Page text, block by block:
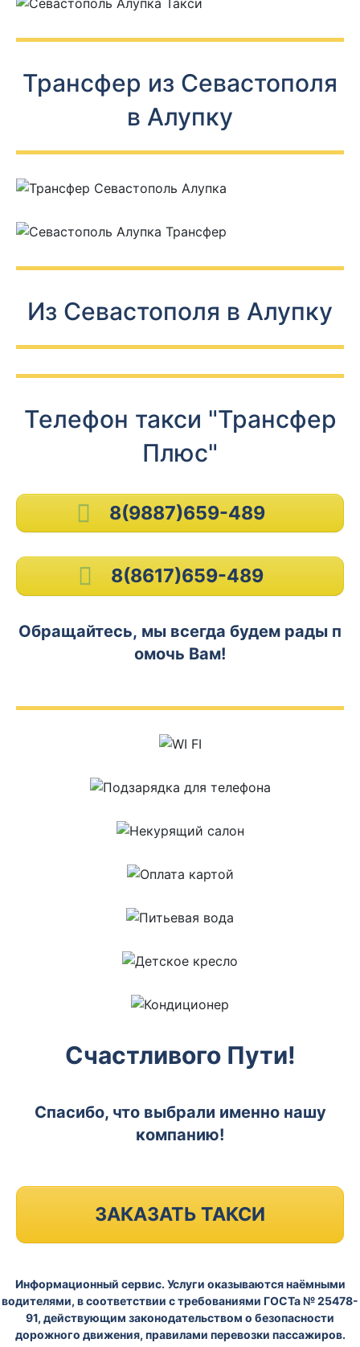
Трансфер из Севастополя
в Алупку
Из Севастополя в Алупку
Телефон такси "Трансфер
Плюс"
8(9887)659-489
8(8617)659-489
Обращайтесь, мы всегда будем рады п
омочь Вам!
Счастливого Пути!
Спасибо, что выбрали именно нашу
компанию!
ЗАКАЗАТЬ ТАКСИ
Информационный сервис. Услуги оказываются наёмными
водителями, в соответствии с требованиями ГОСТа № 25478-
91, действующим законодательством о безопасности
дорожного движения, правилами перевозки пассажиров.